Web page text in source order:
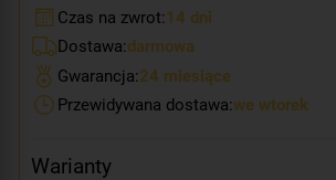
Czas na zwrot:14 dni
Dostawa:darmowa
Gwarancja:24 miesiące
Przewidywana dostawa:we wtorek
Warianty